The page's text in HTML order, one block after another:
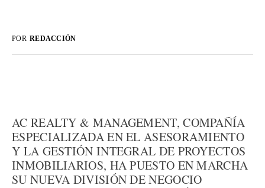
POR REDACCIÓN
AC REALTY & MANAGEMENT, COMPAÑÍA
ESPECIALIZADA EN EL ASESORAMIENTO
Y LA GESTIÓN INTEGRAL DE PROYECTOS
INMOBILIARIOS, HA PUESTO EN MARCHA
SU NUEVA DIVISIÓN DE NEGOCIO